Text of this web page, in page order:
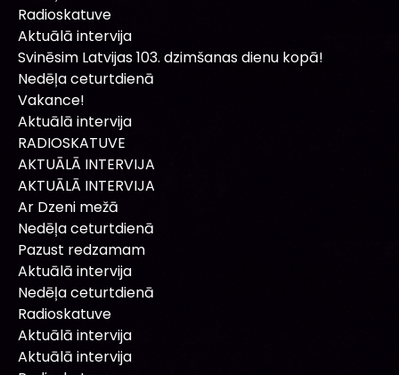
Radioskatuve
Aktuālā intervija
Svinēsim Latvijas 103. dzimšanas dienu kopā!
Nedēļa ceturtdienā
Vakance!
Aktuālā intervija
RADIOSKATUVE
AKTUĀLĀ INTERVIJA
AKTUĀLĀ INTERVIJA
Ar Dzeni mežā
Nedēļa ceturtdienā
Pazust redzamam
Aktuālā intervija
Nedēļa ceturtdienā
Radioskatuve
Aktuālā intervija
Aktuālā intervija